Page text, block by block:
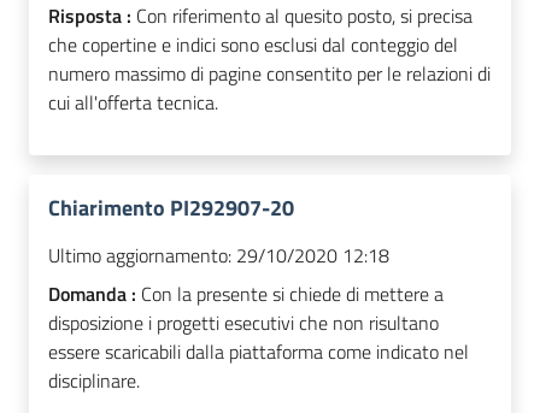
Risposta : Con riferimento al quesito posto, si precisa
che copertine e indici sono esclusi dal conteggio del
numero massimo di pagine consentito per le relazioni di
cui all'offerta tecnica.
Chiarimento PI292907-20
Ultimo aggiornamento: 29/10/2020 12:18
Domanda : Con la presente si chiede di mettere a
disposizione i progetti esecutivi che non risultano
essere scaricabili dalla piattaforma come indicato nel
disciplinare.